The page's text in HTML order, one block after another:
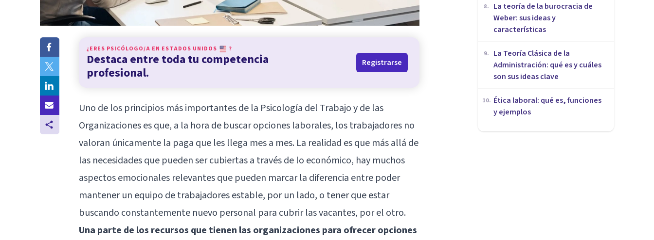
¿ERES PSICÓLOGO/A EN ESTADOS UNIDOS ?
Destaca entre toda tu competencia
profesional.
Registrarse
Uno de los principios más importantes de la Psicología del Trabajo y de las
Organizaciones es que, a la hora de buscar opciones laborales, los trabajadores no
valoran únicamente la paga que les llega mes a mes. La realidad es que más allá de
las necesidades que pueden ser cubiertas a través de lo económico, hay muchos
aspectos emocionales relevantes que pueden marcar la diferencia entre poder
mantener un equipo de trabajadores estable, por un lado, o tener que estar
buscando constantemente nuevo personal para cubrir las vacantes, por el otro.
Una parte de los recursos que tienen las organizaciones para ofrecer opciones
8.
La teoría de la burocracia de
Weber: sus ideas y
características
9.
La Teoría Clásica de la
Administración: qué es y cuáles
son sus ideas clave
10. Ética laboral: qué es, funciones
y ejemplos